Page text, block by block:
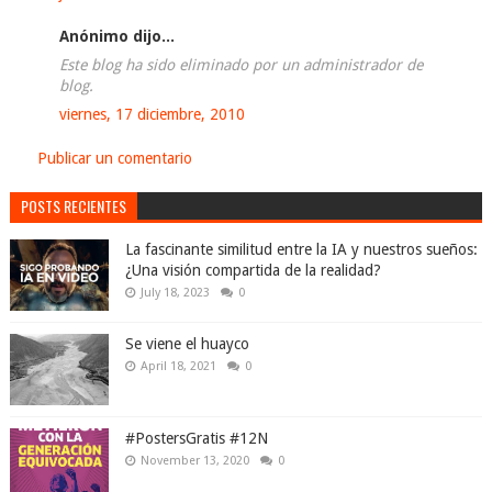
Anónimo dijo...
Este blog ha sido eliminado por un administrador de
blog.
viernes, 17 diciembre, 2010
Publicar un comentario
POSTS RECIENTES
La fascinante similitud entre la IA y nuestros sueños:
¿Una visión compartida de la realidad?
July 18, 2023 0
Se viene el huayco
April 18, 2021 0
#PostersGratis #12N
November 13, 2020 0